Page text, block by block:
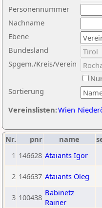
Nachname
Ebene
Sortierung
Personennummer
Bundesland
Spgem./Kreis/Verein
Vereinslisten:Wien
Nr. pnr name
1 146628 Ataiants Igor
2 146637 Ataiants Oleg
3 100438 Babinetz
Rainer